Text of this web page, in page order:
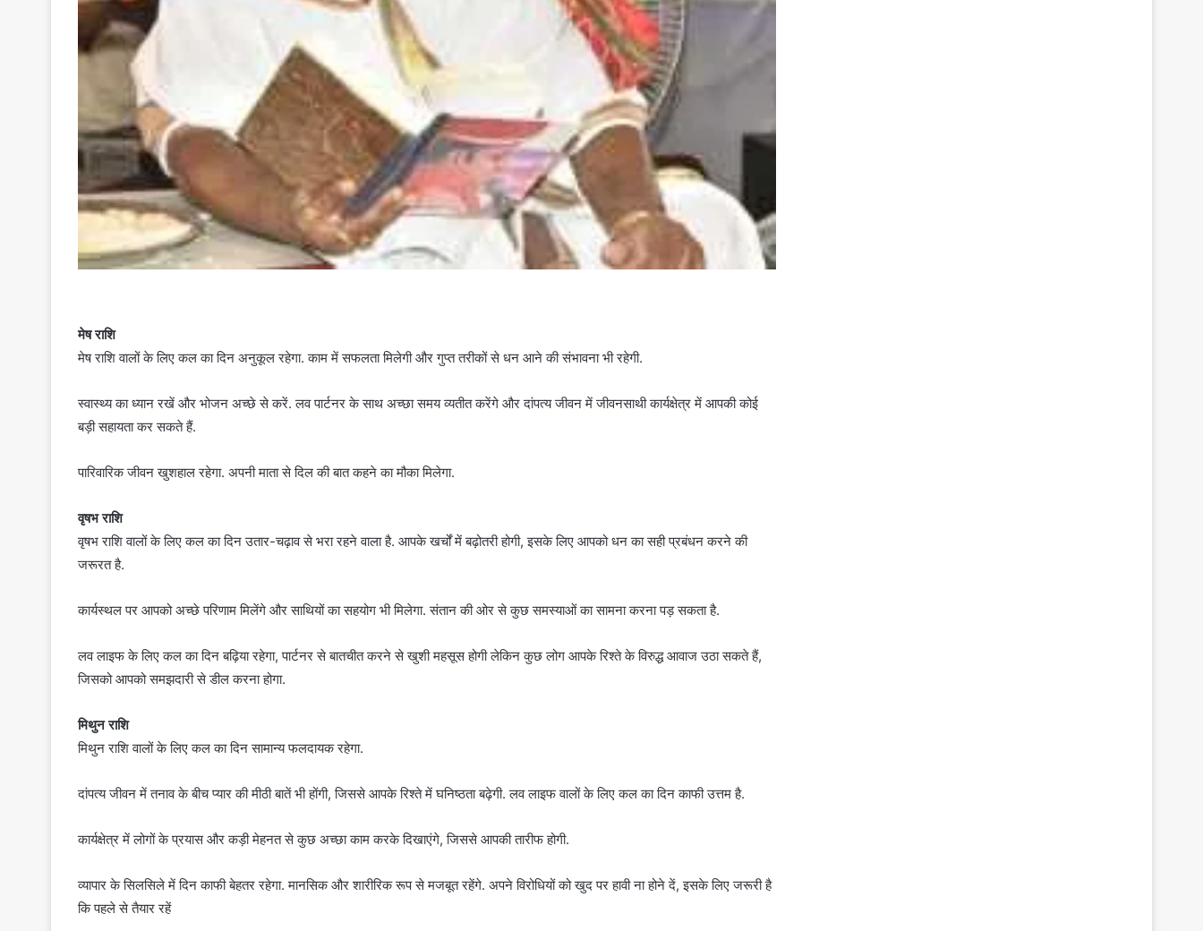
मेष राशि
मेष राशि वालों के लिए कल का दिन अनुकूल रहेगा. काम में सफलता मिलेगी और गुप्त तरीकों से धन आने की संभावना भी रहेगी.
स्वास्थ्य का ध्यान रखें और भोजन अच्छे से करें. लव पार्टनर के साथ अच्छा समय व्यतीत करेंगे और दांपत्य जीवन में जीवनसाथी कार्यक्षेत्र में आपकी कोई
बड़ी सहायता कर सकते हैं.
पारिवारिक जीवन खुशहाल रहेगा. अपनी माता से दिल की बात कहने का मौका मिलेगा.
वृषभ राशि
वृषभ राशि वालों के लिए कल का दिन उतार-चढ़ाव से भरा रहने वाला है. आपके खर्चों में बढ़ोतरी होगी, इसके लिए आपको धन का सही प्रबंधन करने की
जरूरत है.
कार्यस्थल पर आपको अच्छे परिणाम मिलेंगे और साथियों का सहयोग भी मिलेगा. संतान की ओर से कुछ समस्याओं का सामना करना पड़ सकता है.
लव लाइफ के लिए कल का दिन बढ़िया रहेगा, पार्टनर से बातचीत करने से खुशी महसूस होगी लेकिन कुछ लोग आपके रिश्ते के विरुद्ध आवाज उठा सकते हैं,
जिसको आपको समझदारी से डील करना होगा.
मिथुन राशि
मिथुन राशि वालों के लिए कल का दिन सामान्य फलदायक रहेगा.
दांपत्य जीवन में तनाव के बीच प्यार की मीठी बातें भी होंगी, जिससे आपके रिश्ते में घनिष्ठता बढ़ेगी. लव लाइफ वालों के लिए कल का दिन काफी उत्तम है.
कार्यक्षेत्र में लोगों के प्रयास और कड़ी मेहनत से कुछ अच्छा काम करके दिखाएंगे, जिससे आपकी तारीफ होगी.
व्यापार के सिलसिले में दिन काफी बेहतर रहेगा. मानसिक और शारीरिक रूप से मजबूत रहेंगे. अपने विरोधियों को खुद पर हावी ना होने दें, इसके लिए जरूरी है
कि पहले से तैयार रहें